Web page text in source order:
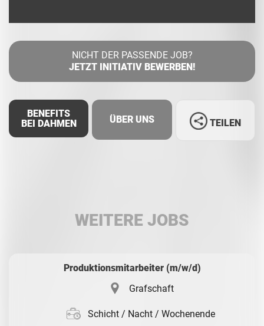
NICHT DER PASSENDE JOB?
JETZT INITIATIV BEWERBEN!
BENEFITS
BEI DAHMEN
ÜBER UNS TEILEN
WEITERE JOBS
Produktionsmitarbeiter (m/w/d)
Grafschaft
Schicht / Nacht / Wochenende